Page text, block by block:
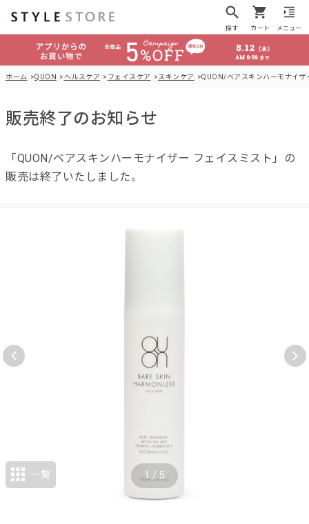
探す カート メニュー
ホーム QUON ヘルスケア フェイスケア スキンケア QUON/ベアスキンハーモナイザ
販売終了のお知らせ
「QUON/ベアスキンハーモナイザー フェイスミスト」の
販売は終了いたしました。
1 / 5
一覧